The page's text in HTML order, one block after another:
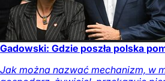
Gadowski: Gdzie poszła polska
Jak można nazwać mechanizm, w